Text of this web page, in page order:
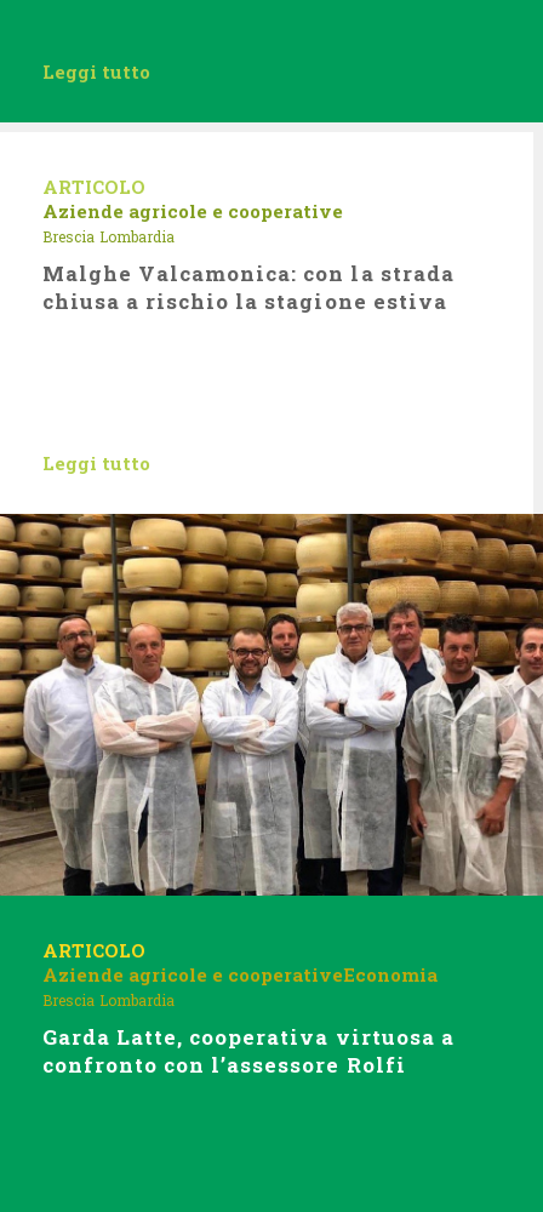
Leggi tutto
ARTICOLO
Aziende agricole e cooperative
Brescia Lombardia
Malghe Valcamonica: con la strada
chiusa a rischio la stagione estiva
Leggi tutto
ARTICOLO
Aziende agricole e cooperativeEconomia
Brescia Lombardia
Garda Latte, cooperativa virtuosa a
confronto con l’assessore Rolfi